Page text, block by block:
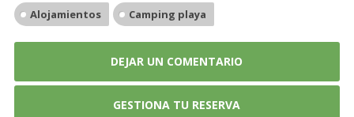
Alojamientos Camping playa
DEJAR UN COMENTARIO
GESTIONA TU RESERVA